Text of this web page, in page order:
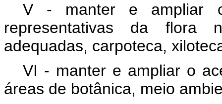
V - manter e ampliar
representativas da flora
adequadas, carpoteca,
VI - manter e ampliar o
áreas de botânica, meio